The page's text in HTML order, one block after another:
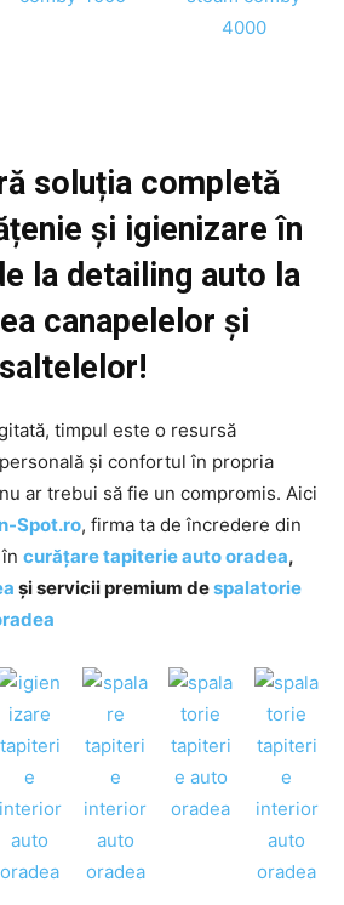
soluția completă
și igienizare în
la detailing auto la
canapelelor și
saltelelor!
timpul este o resursă
și confortul în propria
ar trebui să fie un compromis. Aici
Spot.ro, firma ta de încredere din
curățare tapiterie auto oradea,
și servicii premium despalatorie